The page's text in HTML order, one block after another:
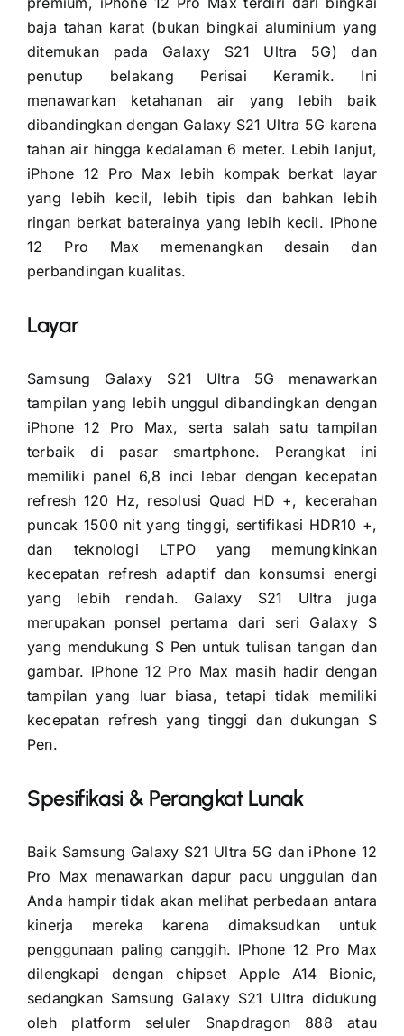
baja tahan karat (bukan bingkai aluminium yang
ditemukan pada Galaxy S21 Ultra 5G) dan
penutup belakang Perisai Keramik. Ini
menawarkan ketahanan air yang lebih baik
dibandingkan dengan Galaxy S21 Ultra 5G karena
tahan air hingga kedalaman 6 meter. Lebih lanjut,
iPhone 12 Pro Max lebih kompak berkat layar
yang lebih kecil, lebih tipis dan bahkan lebih
ringan berkat baterainya yang lebih kecil. IPhone
12 Pro Max memenangkan desain dan
perbandingan kualitas.
Layar
Samsung Galaxy S21 Ultra 5G menawarkan
tampilan yang lebih unggul dibandingkan dengan
iPhone 12 Pro Max, serta salah satu tampilan
terbaik di pasar smartphone. Perangkat ini
memiliki panel 6,8 inci lebar dengan kecepatan
refresh 120 Hz, resolusi Quad HD +, kecerahan
puncak 1500 nit yang tinggi, sertifikasi HDR10 +,
dan teknologi LTPO yang memungkinkan
kecepatan refresh adaptif dan konsumsi energi
yang lebih rendah. Galaxy S21 Ultra juga
merupakan ponsel pertama dari seri Galaxy S
yang mendukung S Pen untuk tulisan tangan dan
gambar. IPhone 12 Pro Max masih hadir dengan
tampilan yang luar biasa, tetapi tidak memiliki
kecepatan refresh yang tinggi dan dukungan S
Pen.
Spesifikasi & Perangkat Lunak
Baik Samsung Galaxy S21 Ultra 5G dan iPhone 12
Pro Max menawarkan dapur pacu unggulan dan
Anda hampir tidak akan melihat perbedaan antara
kinerja mereka karena dimaksudkan untuk
penggunaan paling canggih. IPhone 12 Pro Max
dilengkapi dengan chipset Apple A14 Bionic,
sedangkan Samsung Galaxy S21 Ultra didukung
oleh platform seluler Snapdragon 888 atau